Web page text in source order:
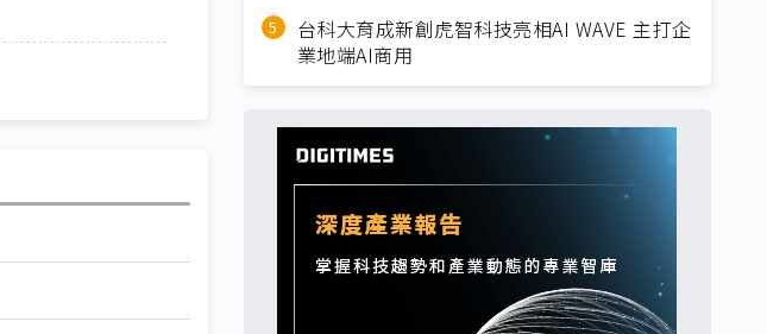
台科大育成新創虎智科技亮相AI WAVE 主打企
業地端AI商用